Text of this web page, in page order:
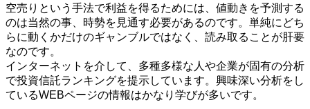
空売りという手法で利益を得るためには、値動きを予測する
のは当然の事、時勢を見通す必要があるのです。単純にどち
らに動くかだけのギャンブルではなく、読み取ることが肝要
なのです。
インターネットを介して、多種多様な人や企業が固有の分析
で投資信託ランキングを提示しています。興味深い分析をし
ているWEBページの情報はかなり学びが多いです。